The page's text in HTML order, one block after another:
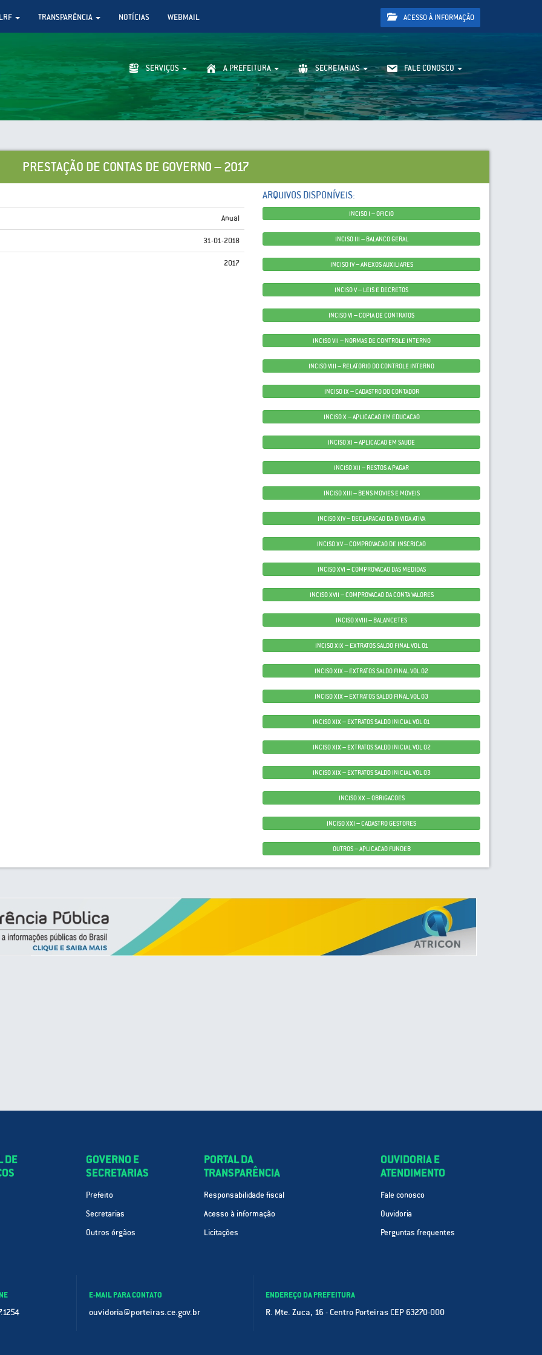
LRF TRANSPARÊNCIA NOTÍCIAS WEBMAIL ACESSO À INFORMAÇÃO
SERVIÇOS A PREFEITURA SECRETARIAS FALE CONOSCO
PRESTAÇÃO DE CONTAS DE GOVERNO – 2017
Anual
31-01-2018
2017
ARQUIVOS DISPONÍVEIS:
INCISO I – OFICIO
INCISO III – BALANCO GERAL
INCISO IV – ANEXOS AUXILIARES
INCISO V – LEIS E DECRETOS
INCISO VI – COPIA DE CONTRATOS
INCISO VII – NORMAS DE CONTROLE INTERNO
INCISO VIII – RELATORIO DO CONTROLE INTERNO
INCISO IX – CADASTRO DO CONTADOR
INCISO X – APLICACAO EM EDUCACAO
INCISO XI – APLICACAO EM SAUDE
INCISO XII – RESTOS A PAGAR
INCISO XIII – BENS MOVIES E MOVEIS
INCISO XIV – DECLARACAO DA DIVIDA ATIVA
INCISO XV – COMPROVACAO DE INSCRICAO
INCISO XVI – COMPROVACAO DAS MEDIDAS
INCISO XVII – COMPROVACAO DA CONTA VALORES
INCISO XVIII – BALANCETES
INCISO XIX – EXTRATOS SALDO FINAL VOL 01
INCISO XIX – EXTRATOS SALDO FINAL VOL 02
INCISO XIX – EXTRATOS SALDO FINAL VOL 03
INCISO XIX – EXTRATOS SALDO INICIAL VOL 01
INCISO XIX – EXTRATOS SALDO INICIAL VOL 02
INCISO XIX – EXTRATOS SALDO INICIAL VOL 03
INCISO XX – OBRIGACOES
INCISO XXI – CADASTRO GESTORES
OUTROS – APLICACAO FUNDEB
DE
GOVERNO E
SECRETARIAS
Prefeito
Secretarias
Outros órgãos
PORTAL DA
TRANSPARÊNCIA
Responsabilidade fiscal
Acesso à informação
Licitações
OUVIDORIA E
ATENDIMENTO
Fale conosco
Ouvidoria
Perguntas frequentes
E-MAIL PARA CONTATO
ouvidoria@porteiras.ce.gov.br
ENDEREÇO DA PREFEITURA
R. Mte. Zuca, 16 - Centro Porteiras CEP 63270-000